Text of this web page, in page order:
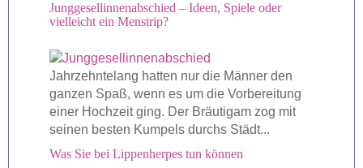
Junggesellinnenabschied – Ideen, Spiele oder
vielleicht ein Menstrip?
Jahrzehntelang hatten nur die Männer den
ganzen Spaß, wenn es um die Vorbereitung
einer Hochzeit ging. Der Bräutigam zog mit
seinen besten Kumpels durchs Städt...
Was Sie bei Lippenherpes tun können